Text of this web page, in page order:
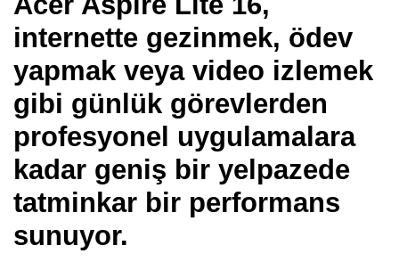
internette gezinmek, ödev
yapmak veya video izlemek
gibi günlük görevlerden
profesyonel uygulamalara
kadar geniş bir yelpazede
tatminkar bir performans
sunuyor.